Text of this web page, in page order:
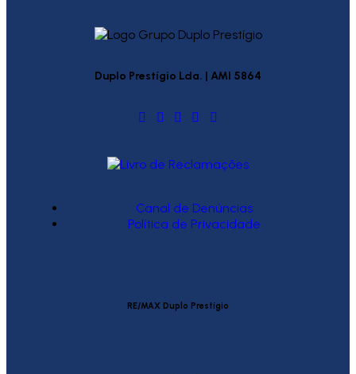
Duplo Prestígio Lda. | AMI 5864
Canal de Denúncias
Política de Privacidade
RE/MAX Duplo Prestígio